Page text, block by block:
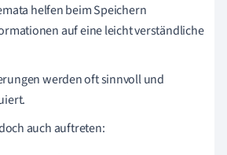
helfen beim Speichern
auf eine leicht verständliche
werden oft sinnvoll und
auch auftreten: